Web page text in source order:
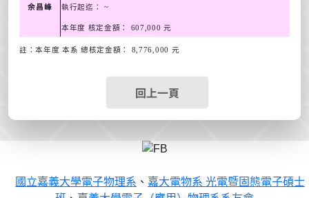
余昌峰 執行起迄：~
本年度 核定金額： 607,000元
註：本年度 本系 總核定金額： 8,776,000 元
回上一頁
國立嘉義大學電子物理系 、 嘉大電物系 光電暨固態電子碩士